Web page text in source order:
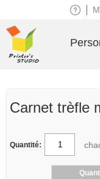
Carnet trèfle
Quantité: